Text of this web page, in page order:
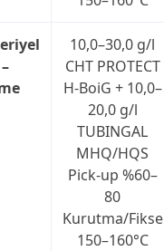
10,0–30,0 g/l
CHT PROTECT
H-BoiG + 10,0–
20,0 g/l
TUBINGAL
MHQ/HQS
Pick-up %60–
80
Kurutma/Fikse
150–160°C